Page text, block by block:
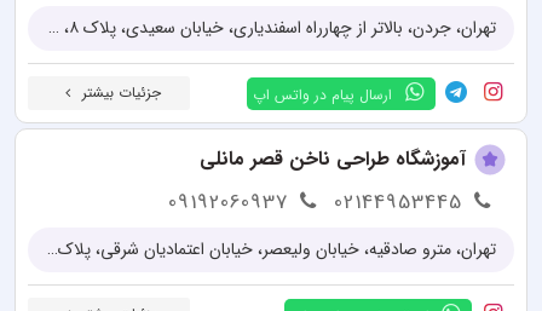
تهران، جردن، بالاتر از چهارراه اسفندیاری، خیابان سعیدی، پلاک ۸، واحد ۱۷
ارسال پیام در واتس اپ جزئیات بیشتر
آموزشگاه طراحی ناخن قصر مانلی
02144953445
09192060937
تهران، مترو صادقیه، خیابان ولیعصر، خیابان اعتمادیان شرقی، پلاک ۴۶ واحد۱۴